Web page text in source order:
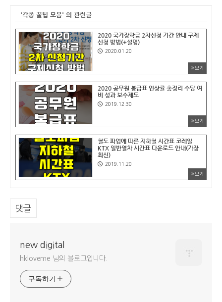
'각종 꿀팁 모음' 의 관련글
2020 국가장학금 2차신청 기간 안내 구제
신청 방법(+설명)
2020.01.20
더보기
2020 공무원 봉급표 인상률 총정리 수당 여
비 성과 보수제도
2019.12.30
더보기
철도 파업에 따른 지하철 시간표 코레일
KTX 일반열차 시간표 다운로드 안내(가장
최신)
2019.11.20
더보기
댓글
new digital
hkloveme 님의 블로그입니다.
구독하기